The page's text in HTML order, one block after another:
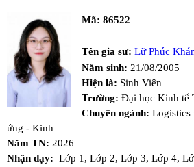
Mã: 86522
Tên gia sư: Lữ Phúc
Năm sinh: 21/08/2005
Hiện là: Sinh Viên
Trường: Đại học Kinh tế
Chuyên ngành: Logistics
ứng - Kinh
Năm TN: 2026
Nhận dạy: Lớp 1, Lớp 2, Lớp 3, Lớp 4,